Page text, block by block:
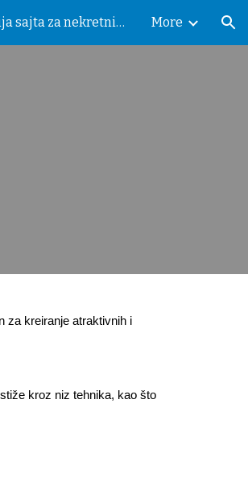
optimizacija sajta za nekretnine More
za kreiranje atraktivnih i
kroz niz tehnika, kao što